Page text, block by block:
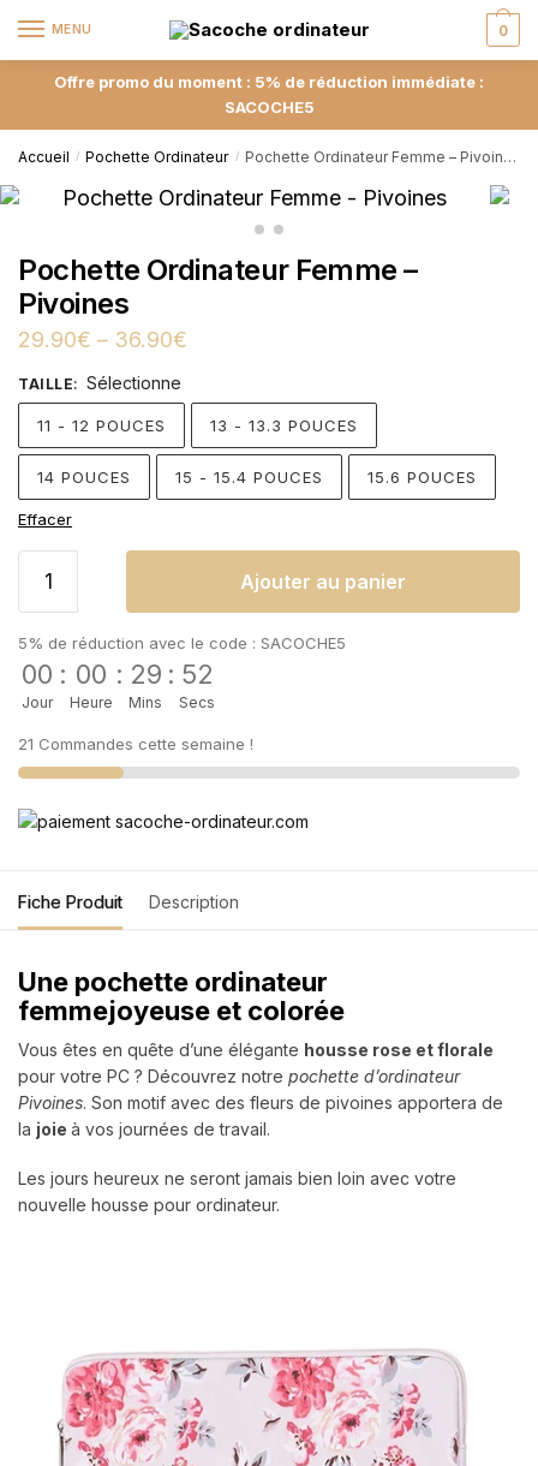
MENU 0
Offre promo du moment : 5% de réduction immédiate :
SACOCHE5
Accueil / Pochette Ordinateur / Pochette Ordinateur Femme – Pivoines
Pochette Ordinateur Femme –
Pivoines
29.90€ – 36.90€
TAILLE: Sélectionne
11 - 12 POUCES 13 - 13.3 POUCES
14 POUCES 15 - 15.4 POUCES 15.6 POUCES
Effacer
Ajouter au panier
5% de réduction avec le code : SACOCHE5
00
Jour
: 00
Heure
: 29
Mins
: 52
Secs
21 Commandes cette semaine !
Fiche Produit Description
Une pochette ordinateur
femmejoyeuse et colorée
Vous êtes en quête d’une élégante housse rose et florale
pour votre PC ? Découvrez notre pochette d’ordinateur
Pivoines. Son motif avec des fleurs de pivoines apportera de
la joie à vos journées de travail.
Les jours heureux ne seront jamais bien loin avec votre
nouvelle housse pour ordinateur.